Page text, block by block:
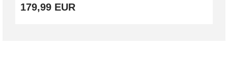
179,99 EUR